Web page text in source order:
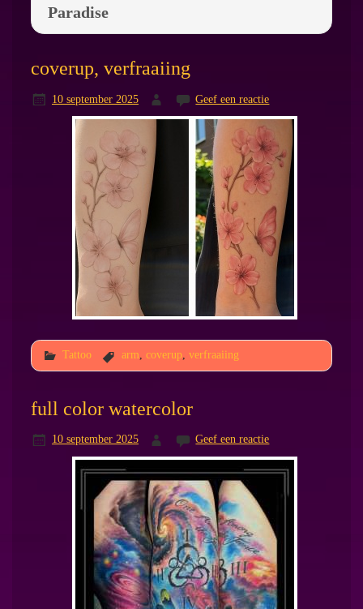
Paradise
coverup, verfraaiing
10 september 2025 Geef een reactie
Tattoo arm coverup, verfraaiing
full color watercolor
10 september 2025 Geef een reactie